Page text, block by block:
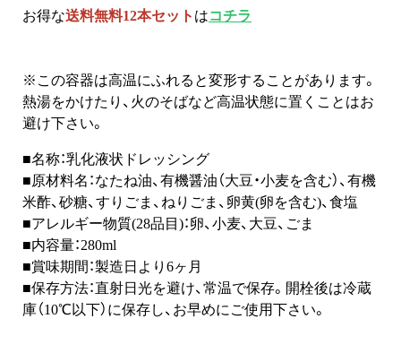
お得な送料無料12本セットはコチラ
※この容器は高温にふれると変形することがあります。
熱湯をかけたり、火のそばなど高温状態に置くことはお
避け下さい。
■名称：乳化液状ドレッシング
■原材料名：なたね油、有機醤油（大豆・小麦を含む）、有機
米酢、砂糖、すりごま、ねりごま、卵黄(卵を含む)、食塩
■アレルギー物質(28品目)：卵、小麦、大豆、ごま
■内容量：280ml
■賞味期間：製造日より6ヶ月
■保存方法：直射日光を避け、常温で保存。開栓後は冷蔵
庫（10℃以下）に保存し、お早めにご使用下さい。